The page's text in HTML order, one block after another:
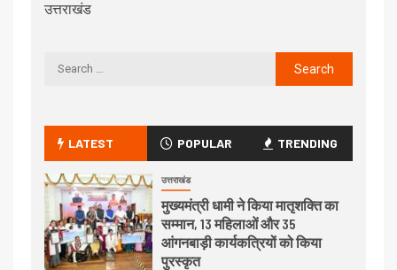
उत्तराखंड
LATEST POPULAR TRENDING
उत्तराखंड
मुख्यमंत्री धामी ने किया मातृशक्ति का
सम्मान, 13 महिलाओं और 35
आंगनबाड़ी कार्यकत्रियों को किया
पुरस्कृत